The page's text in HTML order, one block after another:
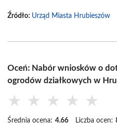
Źródło: Urząd Miasta Hrubieszów
Oceń: Nabór wniosków o
ogrodów działkowych w
★ ★ ★ ★ ★
Średnia ocena: 4.66 Liczba ocen: